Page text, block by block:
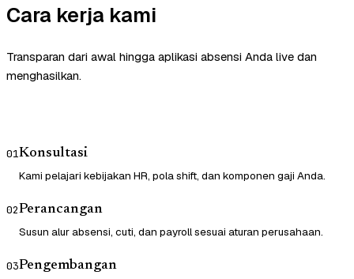
Cara kerja kami
Transparan dari awal hingga aplikasi absensi Anda live dan
menghasilkan.
01Konsultasi
Kami pelajari kebijakan HR, pola shift, dan komponen gaji Anda.
02Perancangan
Susun alur absensi, cuti, dan payroll sesuai aturan perusahaan.
03Pengembangan